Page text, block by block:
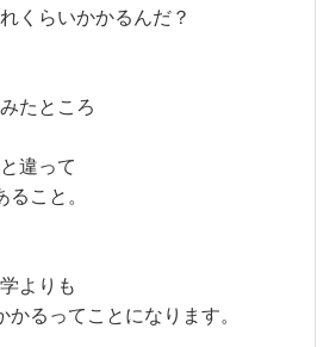
くらいかかるんだ？
たところ
違って
こと。
よりも
かるってことになります。